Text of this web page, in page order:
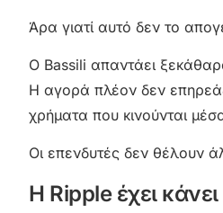
Άρα γιατί αυτό δεν το
Ο Bassili απαντάει
Η αγορά πλέον δεν
χρήματα που κινούνται
Οι επενδυτές δεν θέλουν
Η Ripple έχει